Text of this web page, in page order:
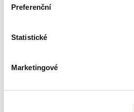
Preferenční
Statistické
Marketingové